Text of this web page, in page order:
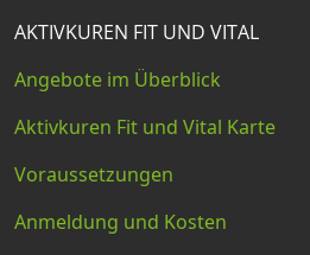
AKTIVKUREN FIT UND VITAL
Angebote im Überblick
Aktivkuren Fit und Vital Karte
Voraussetzungen
Anmeldung und Kosten